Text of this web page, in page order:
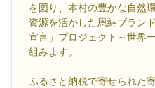
を図り、本村の豊かな自然
資源を活かした恩納ブラン
宣言」プロジェクト～世界
組みます。
ふるさと納税で寄せられた